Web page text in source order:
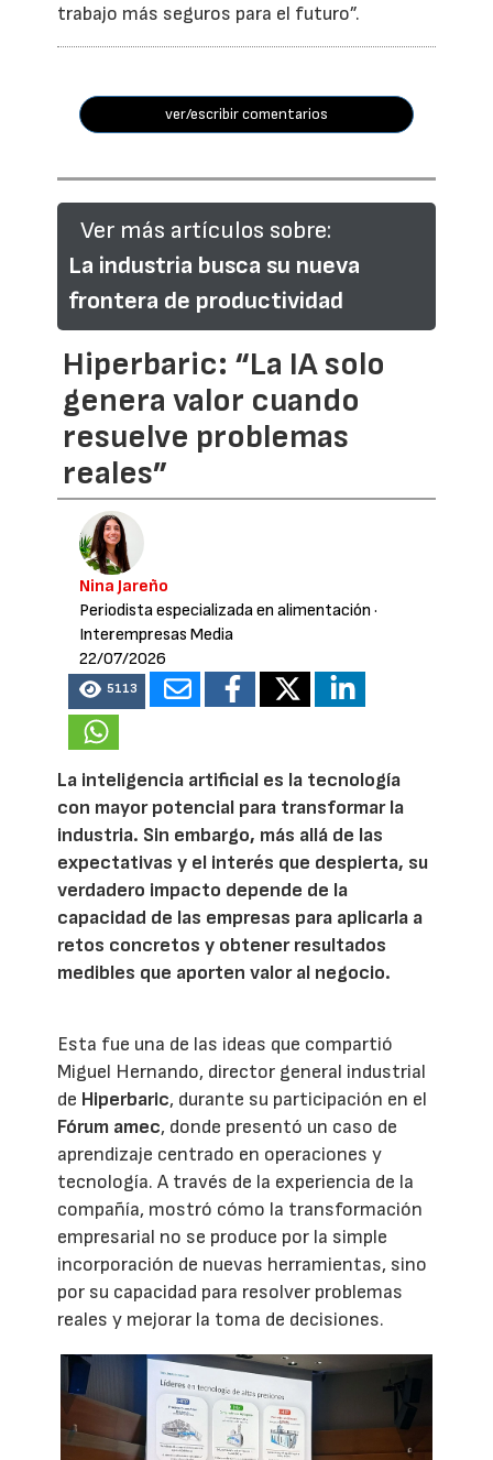
trabajo más seguros para el futuro”.
ver/escribir comentarios
Ver más artículos sobre:
La industria busca su nueva
frontera de productividad
Hiperbaric: “La IA solo
genera valor cuando
resuelve problemas
reales”
Nina Jareño
Periodista especializada en alimentación ·
Interempresas Media
22/07/2026
5113
La inteligencia artificial es la tecnología
con mayor potencial para transformar la
industria. Sin embargo, más allá de las
expectativas y el interés que despierta, su
verdadero impacto depende de la
capacidad de las empresas para aplicarla a
retos concretos y obtener resultados
medibles que aporten valor al negocio.
Esta fue una de las ideas que compartió
Miguel Hernando, director general industrial
de Hiperbaric, durante su participación en el
Fórum amec, donde presentó un caso de
aprendizaje centrado en operaciones y
tecnología. A través de la experiencia de la
compañía, mostró cómo la transformación
empresarial no se produce por la simple
incorporación de nuevas herramientas, sino
por su capacidad para resolver problemas
reales y mejorar la toma de decisiones.